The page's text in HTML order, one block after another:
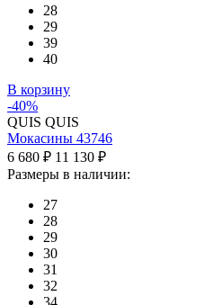
28
29
39
40
В корзину
-40%
QUIS QUIS
Мокасины 43746
6 680 ₽ 11 130 ₽
Размеры в наличии:
27
28
29
30
31
32
34